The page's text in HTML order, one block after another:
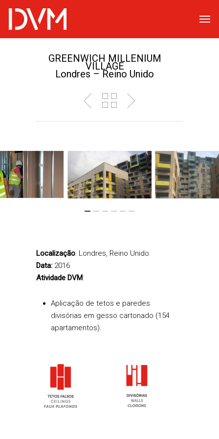
GREENWICH MILLENIUM
VILLAGE
Londres – Reino Unido
Localização: Londres, Reino Unido
Data: 2016
Atividade DVM:
Aplicação de tetos e paredes
divisórias em gesso cartonado (154
apartamentos).